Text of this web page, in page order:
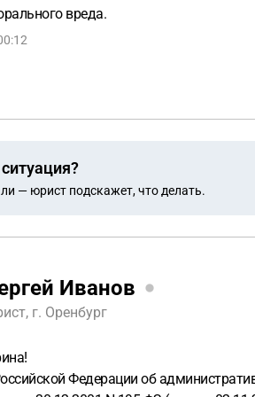
вреда.
— юрист подскажет, что делать.
Иванов
г. Оренбург
Федерации об